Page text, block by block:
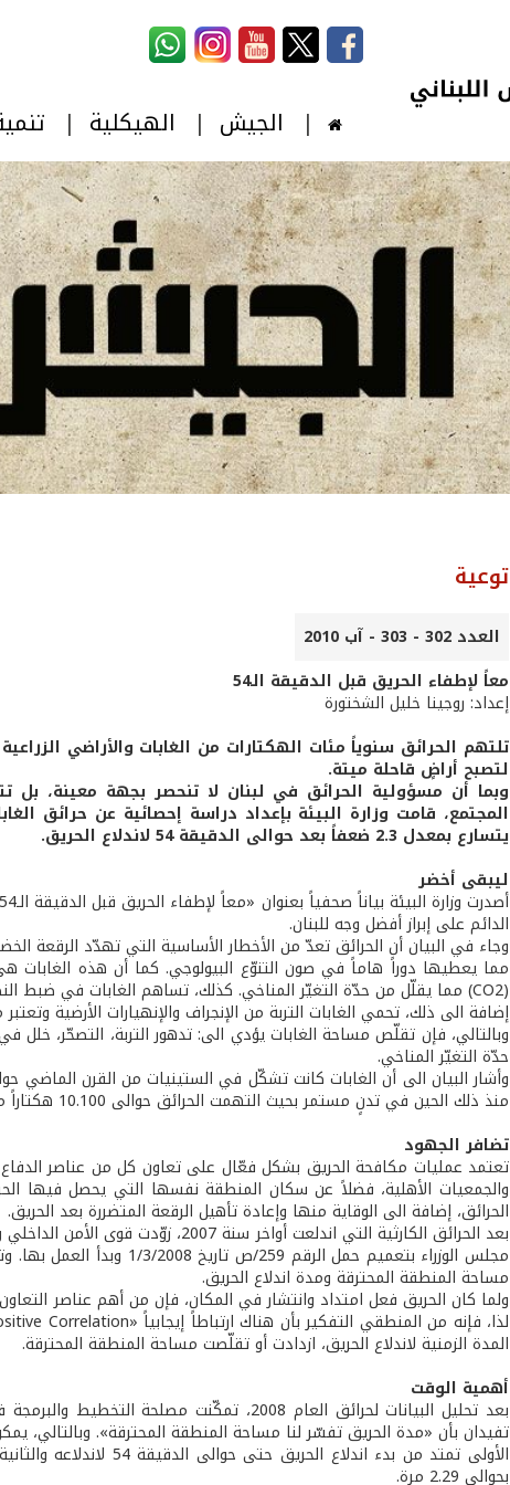
الجيش الهيكلية
توعية
العدد 302 - 303 - آب 2010
معاً لإطفاء الحريق قبل الدقيقة الـ54
إعداد: روجينا خليل الشختورة
تلتهم الحرائق سنوياً مئات الهكتارات من الغابات والأراضي
لتصبح أراضٍ قاحلة ميتة.
وبما أن مسؤولية الحرائق في لبنان لا تنحصر بجهة معينة، بل
يتسارع بمعدل 2.3 ضعفاً بعد حوالى الدقيقة 54 لاندلاع الحريق.
ليبقى أخضر
الدائم على إبراز أفضل وجه للبنان.
وجاء في البيان أن الحرائق تعدّ من الأخطار الأساسية التي تهدّد الرقعة
(CO2) مما يقلّل من حدّة التغيّر المناخي. كذلك، تساهم الغابات في ضبط النظام المائي وتزويد خزانات المياه الجوفية بالمياه.
إضافة الى ذلك، تحمي الغابات التربة من الإنجراف والإنهيارات الأرضية
وبالتالي، فإن تقلّص مساحة الغابات يؤدي الى: تدهور التربة، التصحّر، خلل
حدّة التغيّر المناخي.
منذ ذلك الحين في تدنٍ مستمر بحيث التهمت الحرائق حوالى 10.100 هكتاراً من الغابات أي 101 كلم2 في الأعوام بين 2004 الى 2009.
تضافر الجهود
تعتمد عمليات مكافحة الحريق بشكل فعّال على تعاون كل من عناصر
والجمعيات الأهلية، فضلاً عن سكان المنطقة نفسها التي يحصل فيها
الحرائق، إضافة الى الوقاية منها وإعادة تأهيل الرقعة المتضررة بعد الحريق.
بعد الحرائق الكارثية التي اندلعت
مجلس الوزراء بتعميم حمل
مساحة المنطقة المحترقة ومدة اندلاع الحريق.
ولما كان الحريق فعل امتداد وانتشار في المكان، فإن من أهم عناصر
المدة الزمنية لاندلاع الحريق، ازدادت أو تقلّصت مساحة المنطقة المحترقة.
أهمية الوقت
بعد تحليل البيانات لحرائق العام 2008، تمكّنت
تفيدان بأن «مدة الحريق تفسّر لنا مساحة المنطقة المحترقة». وبالتالي،
بحوالى 2.29 مرة.